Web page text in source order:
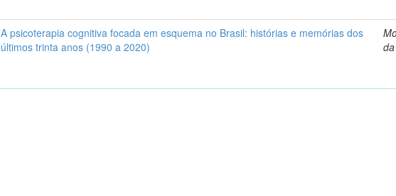
A psicoterapia cognitiva focada em esquema no Brasil: histórias e memórias dos
últimos trinta anos (1990 a 2020)